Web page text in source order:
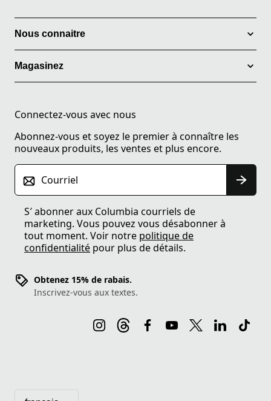
Nous connaitre
Magasinez
Connectez-vous avec nous
Abonnez-vous et soyez le premier à connaître les
nouveaux produits, les ventes et plus encore.
Courriel
S′ abonner aux Columbia courriels de
marketing. Vous pouvez vous désabonner à
tout moment. Voir notre politique de
confidentialité pour plus de détails.
Obtenez 15% de rabais.
Inscrivez-vous aux textes.